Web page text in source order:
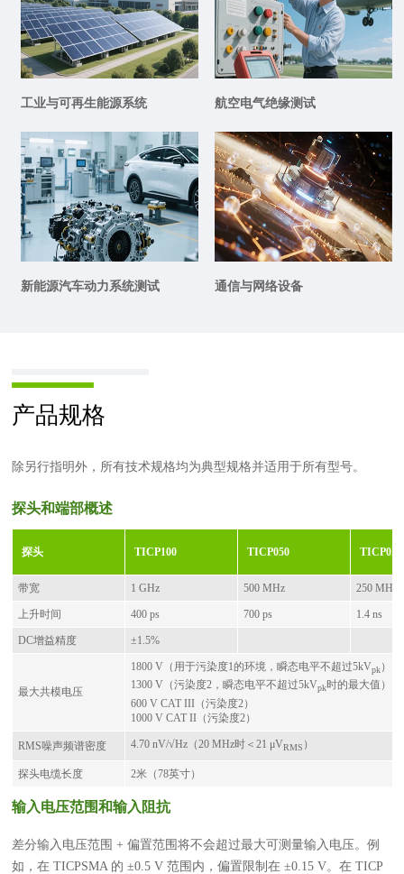
工业与可再生能源系统 航空电气绝缘测试
新能源汽车动力系统测试 通信与网络设备
产品规格
除另行指明外，所有技术规格均为典型规格并适用于所有型号。
探头和端部概述
探头 TICP100 TICP050 TICP025
带宽 1 GHz 500 MHz 250 MHz
上升时间 400 ps 700 ps 1.4 ns
DC增益精度 ±1.5%
最大共模电压
1800 V（用于污染度1的环境，瞬态电平不超过5kVpk）
1300 V（污染度2，瞬态电平不超过5kVpk时的最大值）
600 V CAT III（污染度2）
1000 V CAT II（污染度2）
RMS噪声频谱密度 4.70 nV/√Hz（20 MHz时＜21 μVRMS ）
探头电缆长度 2米（78英寸）
输入电压范围和输入阻抗
差分输入电压范围 + 偏置范围将不会超过最大可测量输入电压。例
如，在 TICPSMA 的 ±0.5 V 范围内，偏置限制在 ±0.15 V。在 TICP